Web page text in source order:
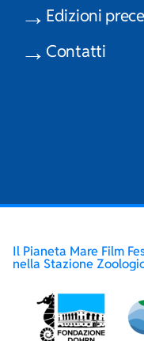
Edizioni
Contatti
Il Pianeta Mare Film
nella Stazione